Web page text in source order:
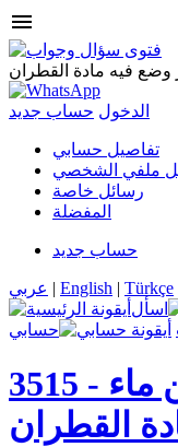
menu
وضع فيه مادة القطران
الدخول حساب جديد
تفاصيل حسابي
ملفي الشخصي
رسائل خاصة
المفضلة
حساب جديد
عربي | English | Türkçe
اسأل
حسابي
3515 - ماء
القطران